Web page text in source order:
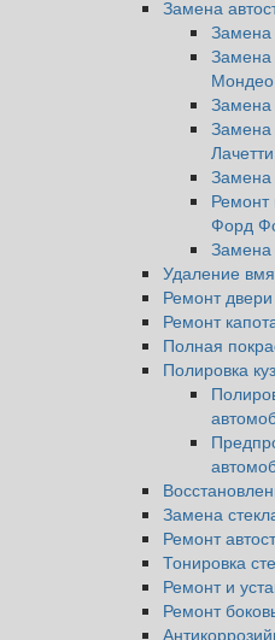
Замена
Замена
Замена
Мондео
Замена
Замена
Лачетти
Замена
Ремонт
Форд
Замена
Удаление
Ремонт
Ремонт
Полная
Полировка
Замена
Ремонт
Тонировка
Ремонт и
Ремонт